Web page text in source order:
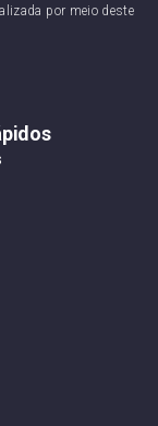
por meio deste